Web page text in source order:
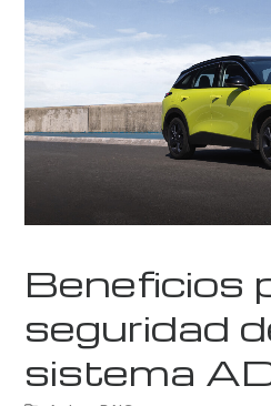
Beneficios
seguridad
sistema